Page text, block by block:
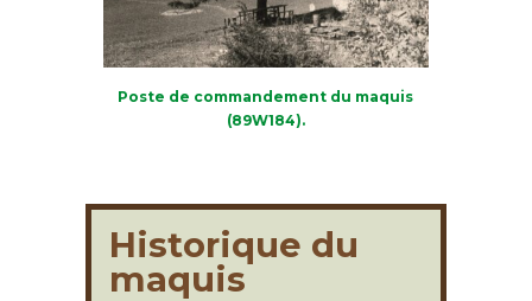
Poste de commandement du maquis
(89W184).
Historique du
maquis